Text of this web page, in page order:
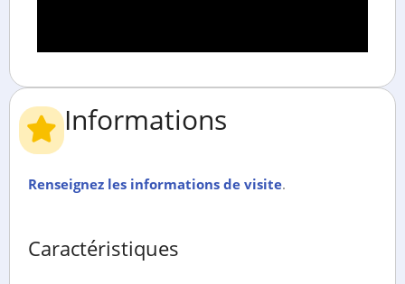
Informations
Renseignez les informations de visite.
Caractéristiques